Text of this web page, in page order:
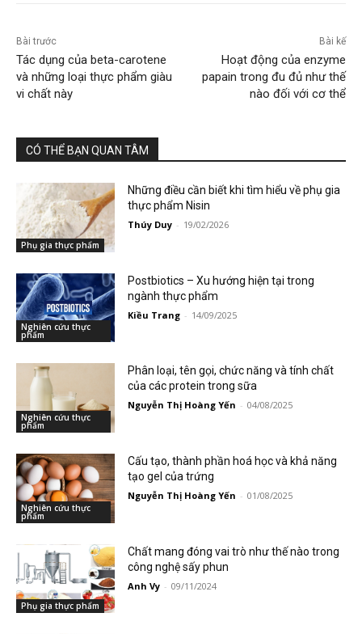
Bài trước
Tác dụng của beta-carotene
và những loại thực phẩm giàu
vi chất này
Bài kế
Hoạt động của enzyme
papain trong đu đủ như thế
nào đối với cơ thể
CÓ THỂ BẠN QUAN TÂM
Phụ gia thực phẩm
Những điều cần biết khi tìm hiểu về phụ gia
thực phẩm Nisin
Thúy Duy - 19/02/2026
Nghiên cứu thực
phẩm
Postbiotics – Xu hướng hiện tại trong
ngành thực phẩm
Kiều Trang - 14/09/2025
Nghiên cứu thực
phẩm
Phân loại, tên gọi, chức năng và tính chất
của các protein trong sữa
Nguyễn Thị Hoàng Yến - 04/08/2025
Nghiên cứu thực
phẩm
Cấu tạo, thành phần hoá học và khả năng
tạo gel của trứng
Nguyễn Thị Hoàng Yến - 01/08/2025
Phụ gia thực phẩm
Chất mang đóng vai trò như thế nào trong
công nghệ sấy phun
Anh Vy - 09/11/2024